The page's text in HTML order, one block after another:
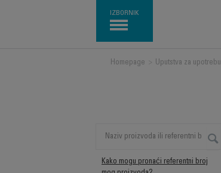
IZBORNIK
Homepage Uputstva za upotrebu
Kako mogu pronaći referentni broj